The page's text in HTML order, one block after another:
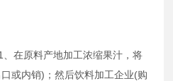
在原料产地加工浓缩果汁，将
或内销)；然后饮料加工企业(购